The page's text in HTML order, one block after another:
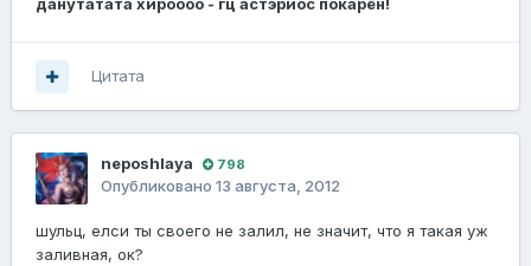
данутатата хироооо - гц астэриос покарён!
Цитата
neposhlaya 798
Опубликовано 13 августа, 2012
шульц, елси ты своего не залил, не значит, что я такая уж
заливная, ок?